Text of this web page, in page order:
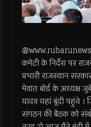
कमेटी के निर्देश पर
प्रभारी राजस्थान
मेवात बोर्ड के अध्यक्ष
यादव यहां बूंदी पहुंचे ।
संगठन की बैठक को